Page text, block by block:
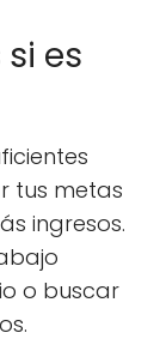
es
tus metas
ingresos.
o buscar